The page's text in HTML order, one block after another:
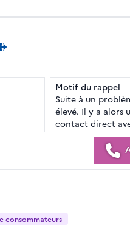
Motif du rappel
Suite à un
élevé. Il y a alors
contact direct
consommateurs